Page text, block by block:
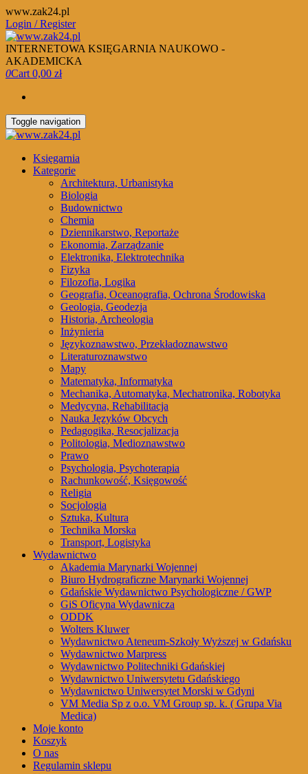
Skip
to
the
content
www.zak24.pl
Login / Register
INTERNETOWA KSIĘGARNIA NAUKOWO -
AKADEMICKA
0Cart 0,00 zł
Toggle navigation
Księgarnia
Kategorie
Architektura, Urbanistyka
Biologia
Budownictwo
Chemia
Dziennikarstwo, Reportaże
Ekonomia, Zarządzanie
Elektronika, Elektrotechnika
Fizyka
Filozofia, Logika
Geografia, Oceanografia, Ochrona Środowiska
Geologia, Geodezja
Historia, Archeologia
Inżynieria
Językoznawstwo, Przekładoznawstwo
Literaturoznawstwo
Mapy
Matematyka, Informatyka
Mechanika, Automatyka, Mechatronika, Robotyka
Medycyna, Rehabilitacja
Nauka Języków Obcych
Pedagogika, Resocjalizacja
Politologia, Medioznawstwo
Prawo
Psychologia, Psychoterapia
Rachunkowość, Księgowość
Religia
Socjologia
Sztuka, Kultura
Technika Morska
Transport, Logistyka
Wydawnictwo
Akademia Marynarki Wojennej
Biuro Hydrograficzne Marynarki Wojennej
Gdańskie Wydawnictwo Psychologiczne / GWP
GiS Oficyna Wydawnicza
ODDK
Wolters Kluwer
Wydawnictwo Ateneum-Szkoły Wyższej w Gdańsku
Wydawnictwo Marpress
Wydawnictwo Politechniki Gdańskiej
Wydawnictwo Uniwersytetu Gdańskiego
Wydawnictwo Uniwersytet Morski w Gdyni
VM Media Sp z o.o. VM Group sp. k. ( Grupa Via
Medica)
Moje konto
Koszyk
O nas
Regulamin sklepu